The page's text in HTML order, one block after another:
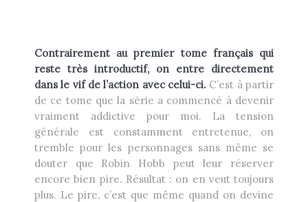
Contrairement au premier tome français qui
reste très introductif, on entre directement
dans le vif de l’action avec celui-ci. C’est à partir
de ce tome que la série a commencé à devenir
vraiment addictive pour moi. La tension
générale est constamment entretenue, on
tremble pour les personnages sans même se
douter que Robin Hobb peut leur réserver
encore bien pire. Résultat : on en veut toujours
plus. Le pire, c’est que même quand on devine